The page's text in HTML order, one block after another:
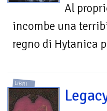
Al
incombe una
regno di Hytanica
LIBRI